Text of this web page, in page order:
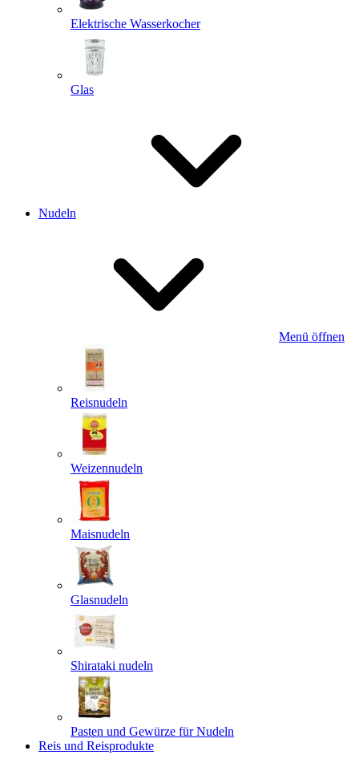
Elektrische Wasserkocher
Glas
Nudeln
Menü öffnen
Reisnudeln
Weizennudeln
Maisnudeln
Glasnudeln
Shirataki nudeln
Pasten und Gewürze für Nudeln
Reis und Reisprodukte